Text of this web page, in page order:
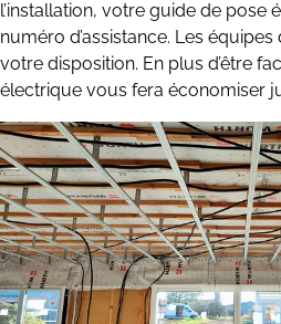
l’installation, votre guide de pose
numéro d’assistance. Les
votre disposition. En plus d’être
électrique vous fera économiser